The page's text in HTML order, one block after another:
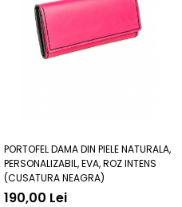
PORTOFEL DAMA DIN PIELE NATURALA,
PERSONALIZABIL, EVA, ROZ INTENS
(CUSATURA NEAGRA)
190,00 Lei